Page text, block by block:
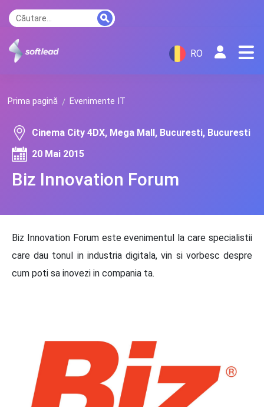
RO
Prima pagină Evenimente IT
Biz Innovation Forum
Cinema City 4DX, Mega Mall, Bucuresti, Bucuresti
20 Mai 2015
Biz Innovation Forum este evenimentul la care specialistii
care dau tonul in industria digitala, vin si vorbesc despre
cum poti sa inovezi in compania ta.